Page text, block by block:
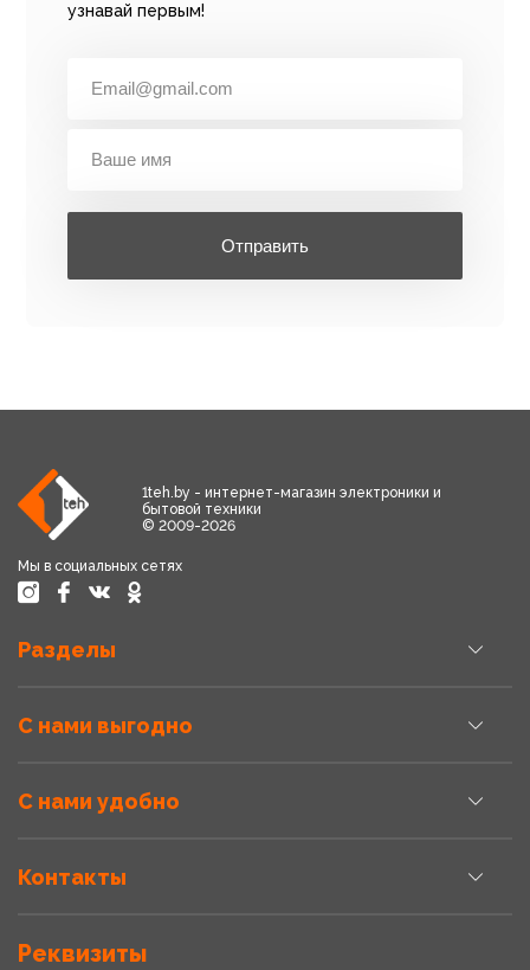
узнавай первым!
Отправить
1teh.by - интернет-магазин электроники и
бытовой техники
© 2009-2026
Мы в социальных сетях
Разделы
С нами выгодно
С нами удобно
Контакты
Реквизиты